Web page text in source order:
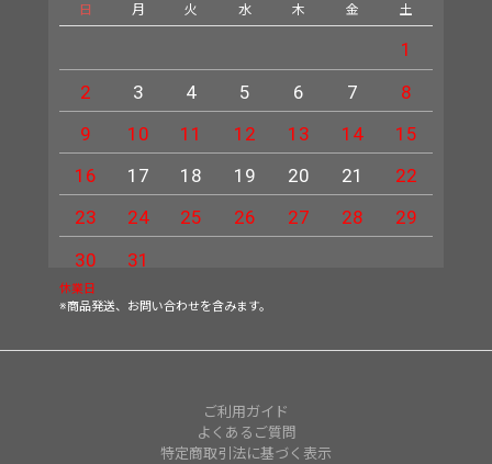
日 月 火 水 木 金 土
1
2
3 4 5 6 7
8
9
10 11 12 13 14
15
16
17 18 19 20 21
22
23
24 25 26 27 28
29
30
31
休業日
※商品発送、お問い合わせを含みます。
ご利用ガイド
よくあるご質問
特定商取引法に基づく表示